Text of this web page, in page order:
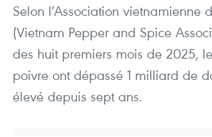
Selon l’Association vietnamienne
(Vietnam Pepper and Spice
des huit premiers mois de 2025,
poivre ont dépassé 1 milliard de
élevé depuis sept ans.